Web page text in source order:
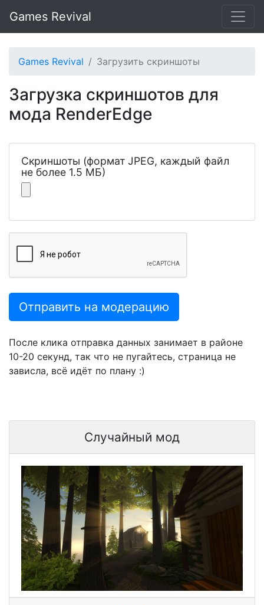
Games Revival
Games Revival Загрузить скриншоты
Загрузка скриншотов для
мода RenderEdge
Скриншоты (формат JPEG, каждый файл
не более 1.5 МБ)
Отправить на модерацию
После клика отправка данных занимает в районе
10-20 секунд, так что не пугайтесь, страница не
зависла, всё идёт по плану :)
Случайный мод